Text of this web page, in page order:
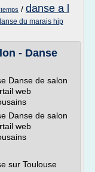
/ danse a l
du marais hip
- Danse
Danse de salon
web
Danse de salon
web
sur Toulouse